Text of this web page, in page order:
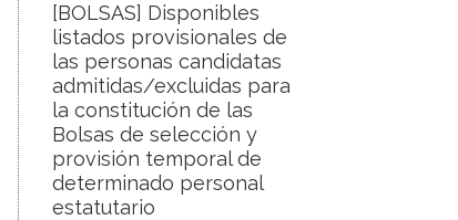
[BOLSAS] Disponibles
listados provisionales de
las personas candidatas
admitidas/excluidas para
la constitución de las
Bolsas de selección y
provisión temporal de
determinado personal
estatutario